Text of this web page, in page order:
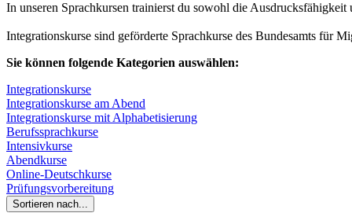
In unseren Sprachkursen trainierst du sowohl die
Integrationskurse sind geförderte Sprachkurse des Bundesamts für
Sie können folgende Kategorien auswählen:
Integrationskurse
Integrationskurse am Abend
Integrationskurse mit Alphabetisierung
Berufssprachkurse
Intensivkurse
Abendkurse
Online-Deutschkurse
Prüfungsvorbereitung
Sortieren nach...